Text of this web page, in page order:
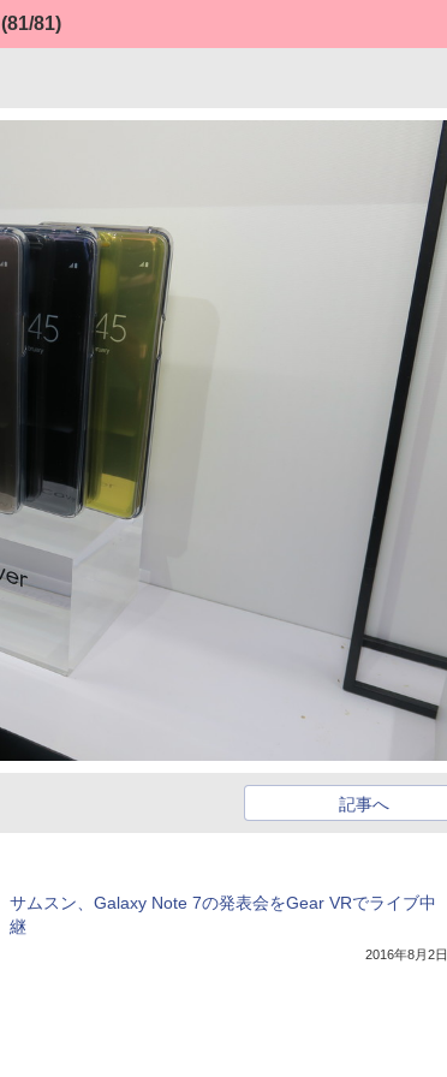
(81/81)
記事へ
サムスン、Galaxy Note 7の発表会をGear VRでライブ中
継
2016年8月2日